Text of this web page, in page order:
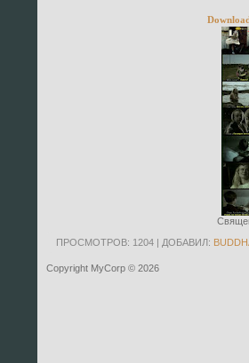
ПРОСМОТРОВ: 1204 | ДОБАВИЛ:
Copyright MyCorp © 2026